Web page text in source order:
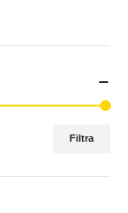
Filtra